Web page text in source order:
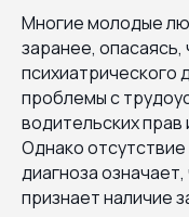
Многие молодые
заранее, опасаясь,
психиатрического
проблемы с
водительских прав
Однако
диагноза
признает наличие